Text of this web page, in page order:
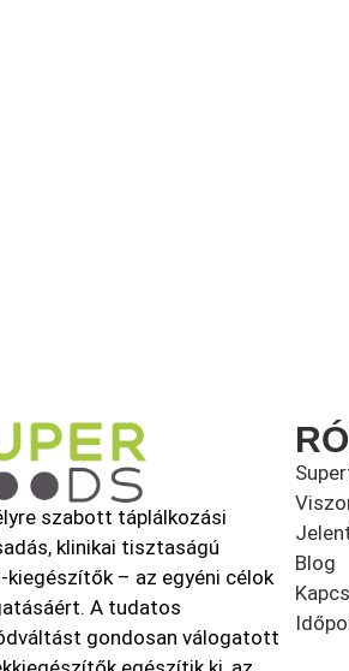
szabott táplálkozási
klinikai tisztaságú
kiegészítők – az egyéni célok
A tudatos
gondosan válogatott
Blog